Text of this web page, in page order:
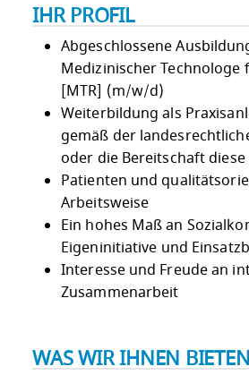
IHR PROFIL
Abgeschlossene
Medizinischer Technologe
[MTR] (m/w/d)
Weiterbildung als
gemäß der
oder die Bereitschaft
Patienten und
Arbeitsweise
Ein hohes Maß an
Eigeninitiative und
Interesse und Freude an
Zusammenarbeit
WAS WIR IHNEN BIETEN